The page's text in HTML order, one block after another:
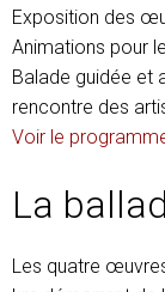
Exposition des
Animations pour
Balade guidée et
rencontre des
Voir le
La
Les quatre